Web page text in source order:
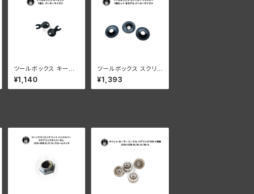
ツールボックス キーセッ
ト 2個入 ハーレーダビ
ッドソン パーカーライズ
ド
¥1,140
ツールボックス スクリュ
ーワッシャー 3個入 ハ
ーレー 全モデル パーカ
ーライズド
¥1,393